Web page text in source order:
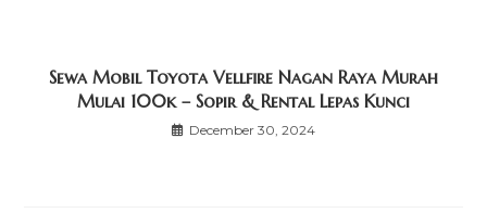
Sewa Mobil Toyota Vellfire Nagan Raya Murah
Mulai 100k – Sopir & Rental Lepas Kunci
December 30, 2024